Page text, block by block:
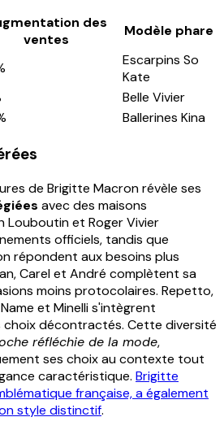
des
ventes
Modèle phare
Escarpins So
Kate
Belle Vivier
Ballerines Kina
de Brigitte Macron révèle ses
avec des maisons
Louboutin et Roger Vivier
officiels, tandis que
répondent aux besoins plus
Carel et André complètent sa
moins protocolaires. Repetto,
et Minelli s'intègrent
décontractés. Cette diversité
réfléchie de la mode,
ses choix au contexte tout
caractéristique. Brigitte
française, a également
style distinctif.